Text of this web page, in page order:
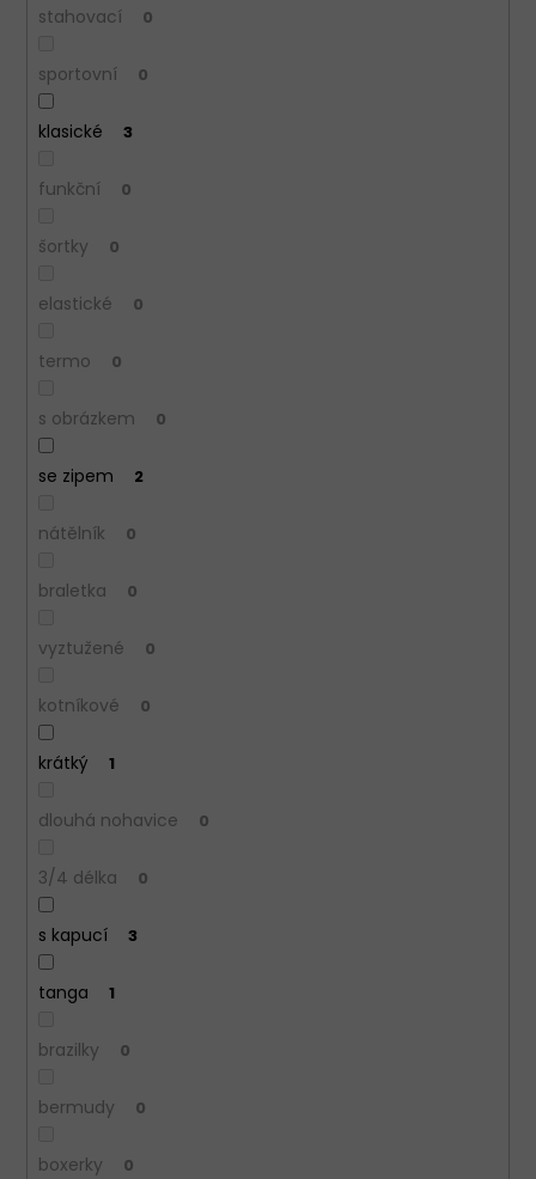
stahovací 0
sportovní 0
klasické 3
funkční 0
šortky 0
elastické 0
termo 0
s obrázkem 0
se zipem 2
nátělník 0
braletka 0
vyztužené 0
kotníkové 0
krátký 1
dlouhá nohavice 0
3/4 délka 0
s kapucí 3
tanga 1
brazilky 0
bermudy 0
boxerky 0